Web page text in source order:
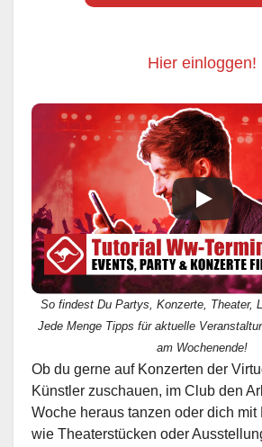
Hier einloggen!
So findest Du Partys, Konzerte, Theater,
Jede Menge Tipps für aktuelle
am Wochenende!
Ob du gerne auf Konzerten der
Künstler zuschauen, im Club den
Woche heraus tanzen oder dich mit
wie Theaterstücken oder